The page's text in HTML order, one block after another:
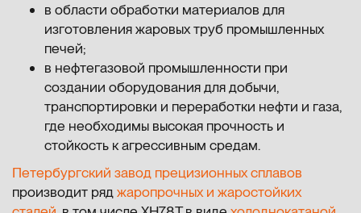
в области обработки материалов для
изготовления жаровых труб промышленных
печей;
в нефтегазовой промышленности при
создании оборудования для добычи,
транспортировки и переработки нефти и газа,
где необходимы высокая прочность и
стойкость к агрессивным средам.
Петербургский завод прецизионных сплавов
производит ряд жаропрочных и жаростойких